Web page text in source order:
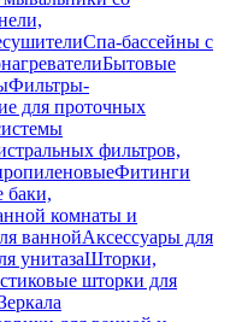
Спа-бассейны с
Бытовые
Фильтры-
для проточных
фильтров,
Фитинги
баки,
комнаты и
ваннойАксессуары для
унитазаШторки,
шторки для